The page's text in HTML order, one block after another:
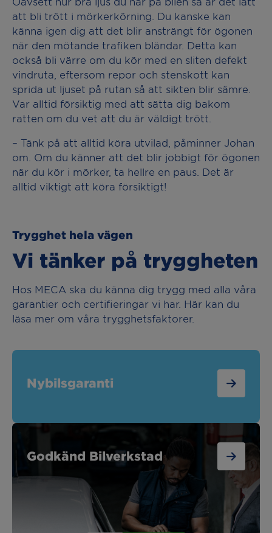
att bli trött i mörkerkörning. Du kanske kan
känna igen dig att det blir ansträngt för ögonen
när den mötande trafiken bländar. Detta kan
också bli värre om du kör med en sliten defekt
vindruta, eftersom repor och stenskott kan
sprida ut ljuset på rutan så att sikten blir sämre.
Var alltid försiktig med att sätta dig bakom
ratten om du vet att du är väldigt trött.
– Tänk på att alltid köra utvilad, påminner Johan
om. Om du känner att det blir jobbigt för ögonen
när du kör i mörker, ta hellre en paus. Det är
alltid viktigt att köra försiktigt!
Trygghet hela vägen
Vi tänker på tryggheten
Hos MECA ska du känna dig trygg med alla våra
garantier och certifieringar vi har. Här kan du
läsa mer om våra trygghetsfaktorer.
Nybilsgaranti
Godkänd Bilverkstad